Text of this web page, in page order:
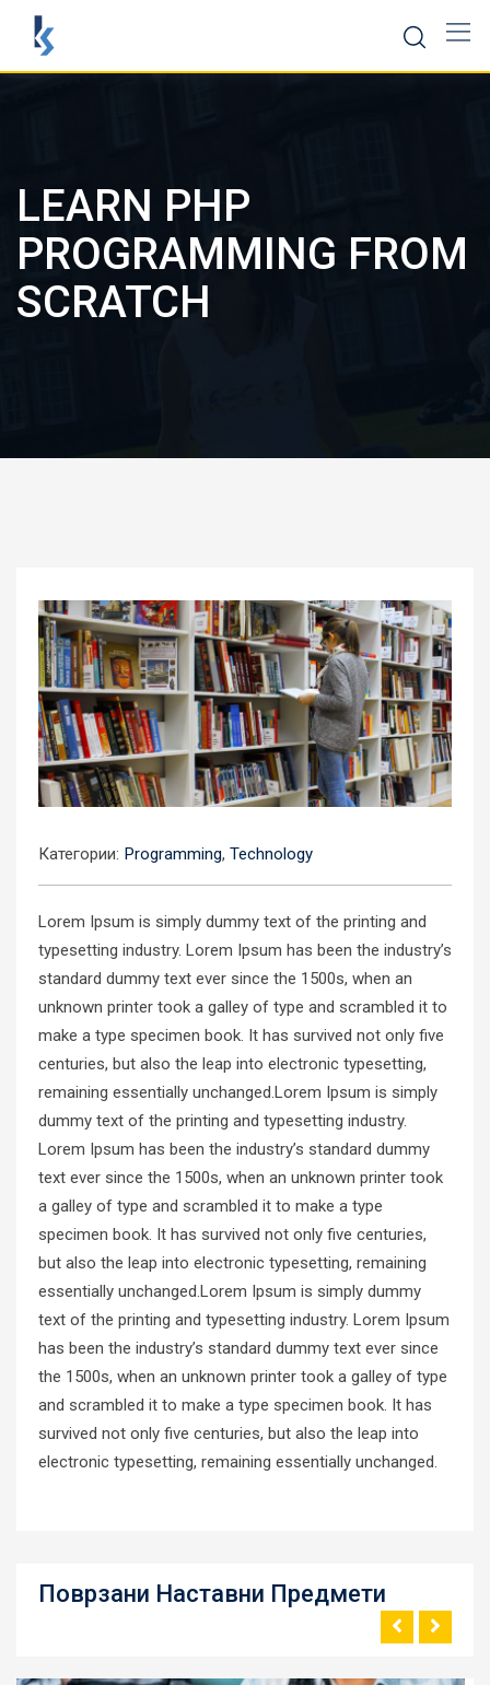
Скокни
содржината
LEARN PHP
PROGRAMMING FROM
SCRATCH
Категории: Programming, Technology
Lorem Ipsum is simply dummy text of the printing and
typesetting industry. Lorem Ipsum has been the industry’s
standard dummy text ever since the 1500s, when an
unknown printer took a galley of type and scrambled it to
make a type specimen book. It has survived not only five
centuries, but also the leap into electronic typesetting,
remaining essentially unchanged.Lorem Ipsum is simply
dummy text of the printing and typesetting industry.
Lorem Ipsum has been the industry’s standard dummy
text ever since the 1500s, when an unknown printer took
a galley of type and scrambled it to make a type
specimen book. It has survived not only five centuries,
but also the leap into electronic typesetting, remaining
essentially unchanged.Lorem Ipsum is simply dummy
text of the printing and typesetting industry. Lorem Ipsum
has been the industry’s standard dummy text ever since
the 1500s, when an unknown printer took a galley of type
and scrambled it to make a type specimen book. It has
survived not only five centuries, but also the leap into
electronic typesetting, remaining essentially unchanged.
Поврзани Наставни Предмети